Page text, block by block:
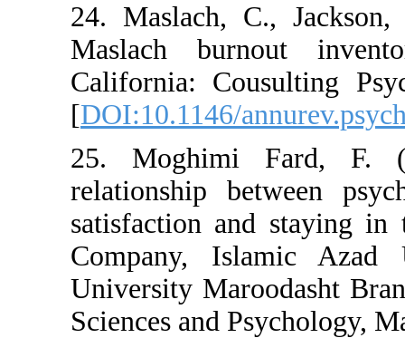
24. Maslach,
Maslach
California:
[DOI:10.1146/
25. Moghimi
relationship
satisfaction
Company,
University
Sciences and